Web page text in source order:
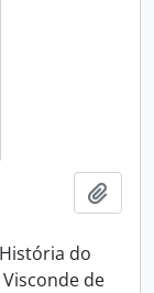
do
de